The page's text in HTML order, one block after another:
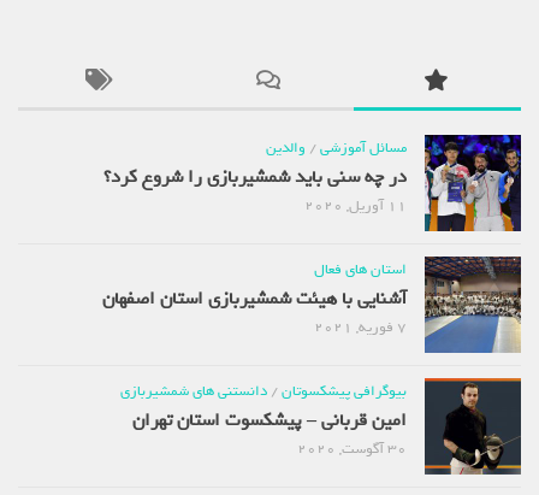
مسائل آموزشی/والدین
در چه سنی باید شمشیربازی را شروع کرد؟
استان های فعال
آشنایی با هیئت شمشیربازی استان اصفهان
بیوگرافی پیشکسوتان/دانستنی های شمشیربازی
امین قربانی – پیشکسوت استان تهران